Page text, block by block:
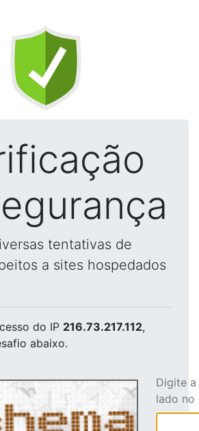
tentativas de
a sites hospedados
do IP 216.73.217.112,
abaixo.
Digite
lado no